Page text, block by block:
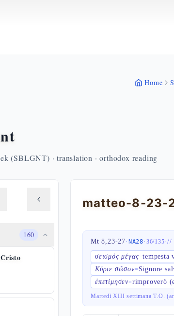
Home
(SBLGNT) · translation · orthodox reading
160
matteo-8-23-
Mt 8,23-27· NA28· 36/135·//
σεισμός μέγας=tempesta
Κύριε σῶσον= Signore
ἐπετίμησεν=rimproverò
Martedì XIII settimana T.O.